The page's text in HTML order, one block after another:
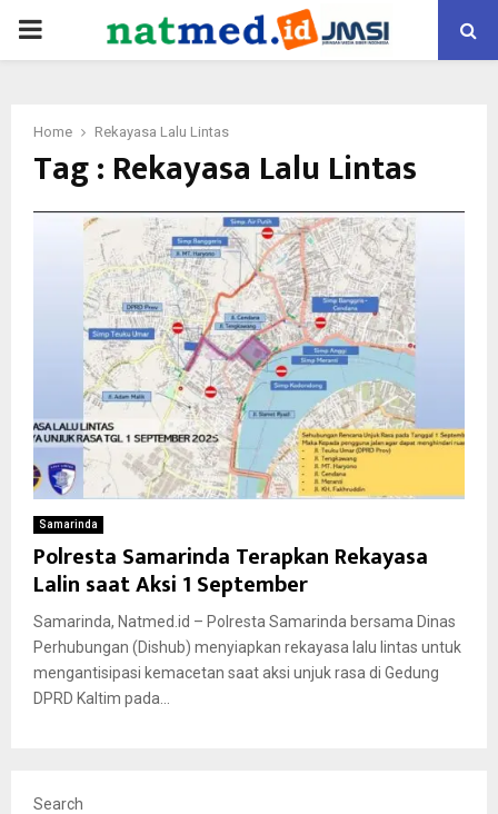
PRIMARY
Home Rekayasa Lalu Lintas
Tag : Rekayasa Lalu Lintas
Samarinda
Polresta Samarinda Terapkan Rekayasa
Lalin saat Aksi 1 September
Samarinda, Natmed.id – Polresta Samarinda bersama Dinas
Perhubungan (Dishub) menyiapkan rekayasa lalu lintas untuk
mengantisipasi kemacetan saat aksi unjuk rasa di Gedung
DPRD Kaltim pada...
Search